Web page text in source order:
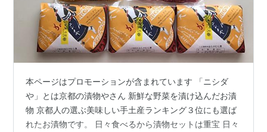
本ページはプロモーションが含まれています 「ニシダ
や」とは京都の漬物やさん 新鮮な野菜を漬け込んだお漬
物 京都人の選ぶ美味しい手土産ランキング３位にも選ば
れたお漬物です。 日々食べるから漬物セットは重宝 日々